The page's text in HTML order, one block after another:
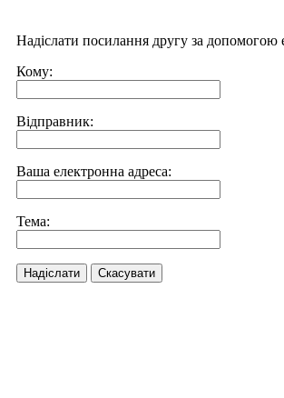
Надіслати посилання другу за допомогою
Кому:
Відправник:
Ваша електронна адреса:
Тема:
Надіслати Скасувати